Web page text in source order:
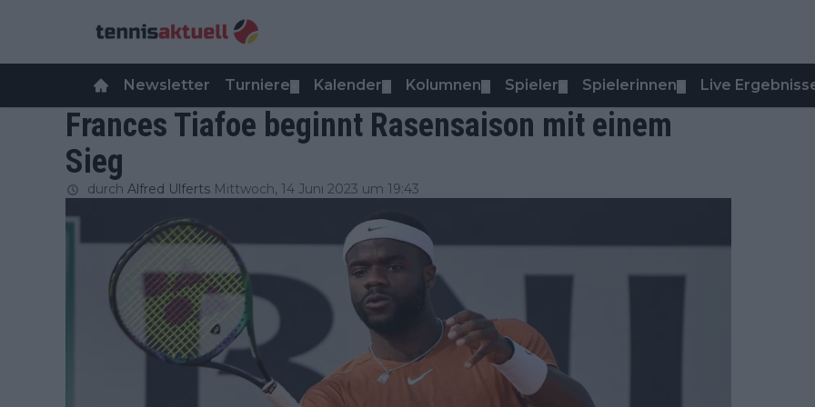
Newsletter Turniere Kalender Kolumnen Spieler Spielerinnen Live
Frances Tiafoe beginnt Rasensaison mit einem
Sieg
durch Alfred Ulferts Mittwoch, 14 Juni 2023 um 19:43